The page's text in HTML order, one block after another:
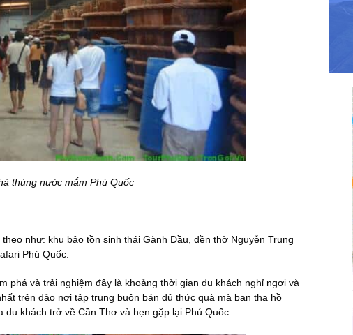
thùng nước mắm Phú Quốc
như: khu bảo tồn sinh thái Gành Dầu, đền thờ Nguyễn Trung
Phú Quốc.
phá và trải nghiệm đây là khoảng thời gian du khách nghỉ ngơi và
trên đảo nơi tập trung buôn bán đủ thức quà mà bạn tha hồ
khách trở về Cần Thơ và hẹn gặp lại Phú Quốc.